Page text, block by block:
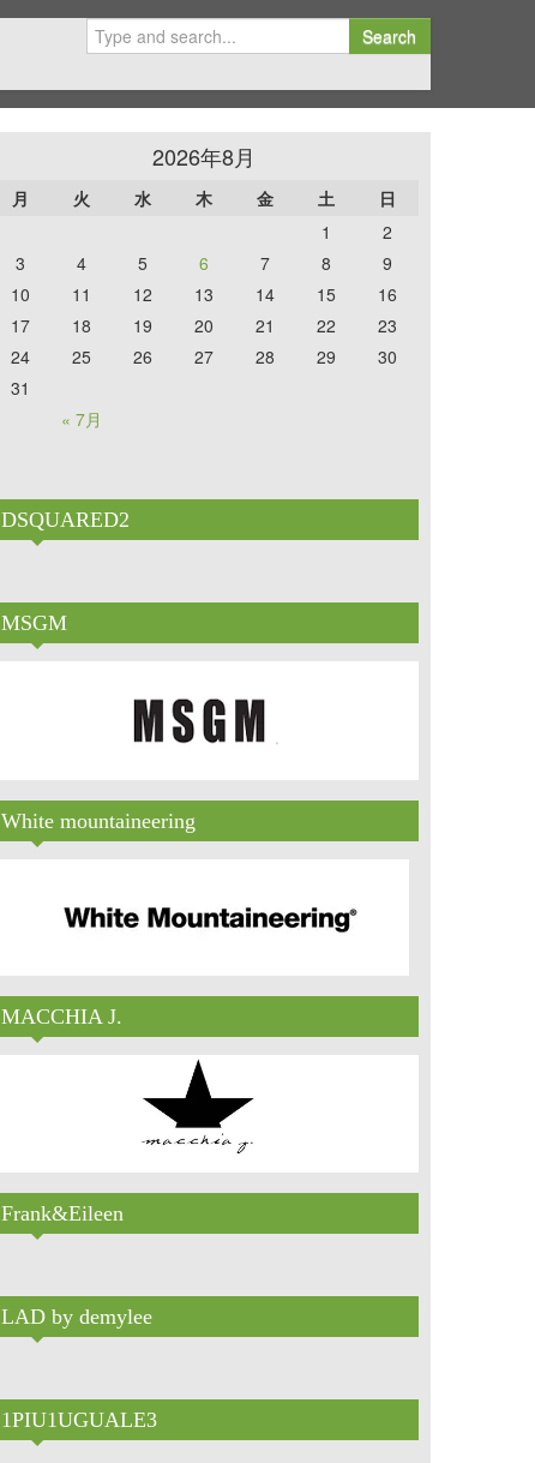
Search
2026年8月
月 火 水 木 金 土 日
« 7月
1
2
3
4 5 6 7 8
9
10
11 12 13 14 15
16
17
18 19 20 21 22
23
24
25 26 27 28 29
30
31
DSQUARED2
MSGM
White mountaineering
MACCHIA J.
Frank&Eileen
LAD by demylee
1PIU1UGUALE3